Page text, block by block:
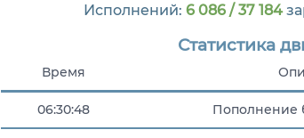
Исполнений: 6 086 / 37 184
Статистика
Время
06:30:48 Пополнение